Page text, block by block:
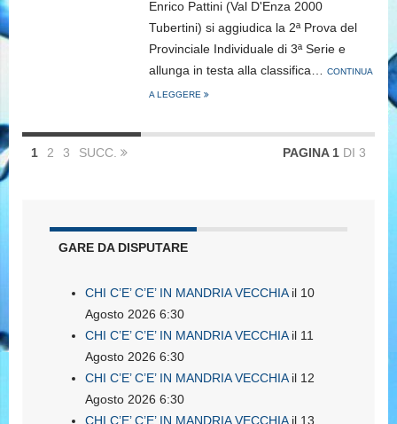
Enrico Pattini (Val D'Enza 2000
Tubertini) si aggiudica la 2ª Prova del
Provinciale Individuale di 3ª Serie e
allunga in testa alla classifica…
CONTINUA
A LEGGERE
1 2 3 SUCC. PAGINA 1 DI 3
GARE DA DISPUTARE
CHI C’E’ C’E’ IN MANDRIA VECCHIAil 10
Agosto 2026 6:30
CHI C’E’ C’E’ IN MANDRIA VECCHIAil 11
Agosto 2026 6:30
CHI C’E’ C’E’ IN MANDRIA VECCHIAil 12
Agosto 2026 6:30
CHI C’E’ C’E’ IN MANDRIA VECCHIAil 13